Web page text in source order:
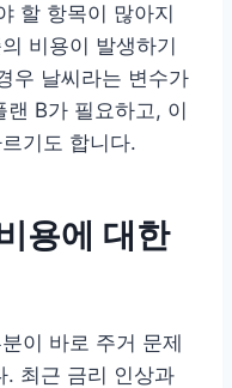
할 항목이 많아지
비용이 발생하기
우 날씨라는 변수가
B가 필요하고, 이
기도 합니다.
용에 대한
이 바로 주거 문제
. 최근 금리 인상과